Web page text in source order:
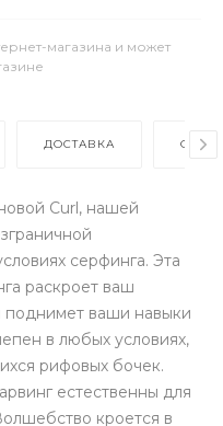
магазина и может
ДОСТАВКА
Curl, нашей
серфинга. Эта
раскроет ваш
поднимет ваши навыки
в любых условиях,
рифовых бочек.
естественны для
кроется в